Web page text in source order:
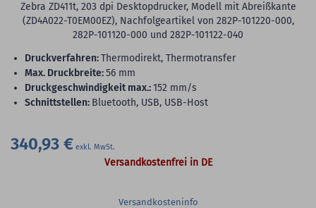
Zebra ZD411t, 203 dpi Desktopdrucker, Modell mit Abreißkante
(ZD4A022-T0EM00EZ), Nachfolgeartikel von 282P-101220-000,
282P-101120-000 und 282P-101122-040
Druckverfahren:Thermodirekt, Thermotransfer
max. Druckbreite:56 mm
Druckgeschwindigkeit max.:152 mm/s
Schnittstellen: Bluetooth, USB, USB-Host
340,93 €
Versandkostenfrei in DE
Versandkosteninfo